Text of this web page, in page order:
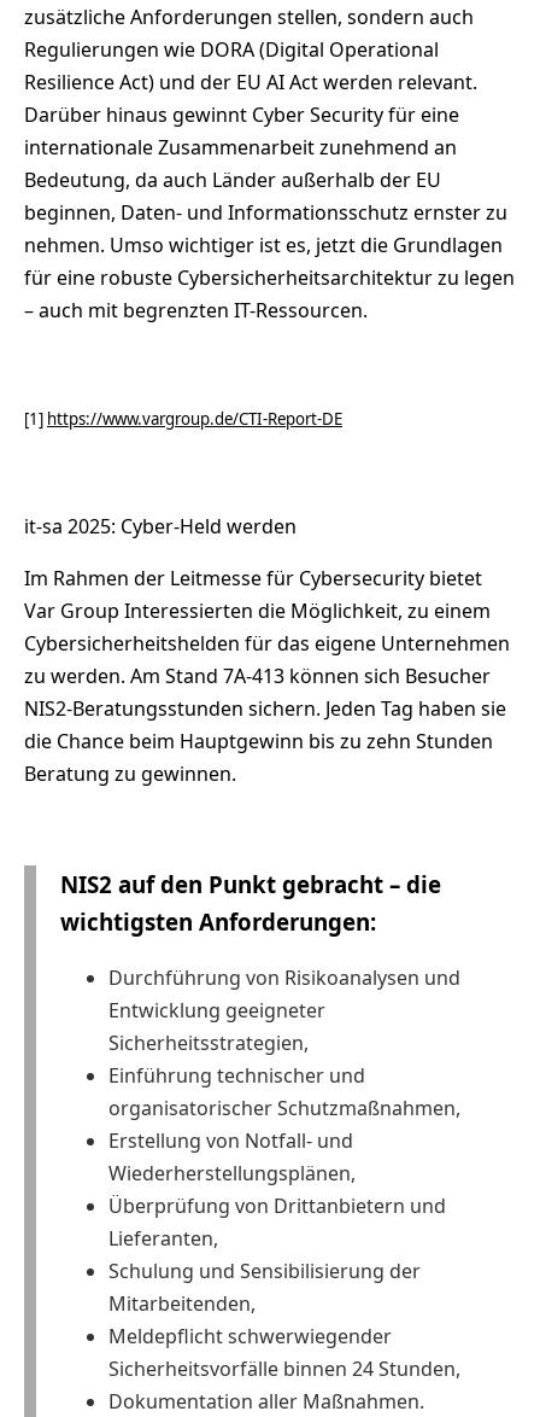
zusätzliche Anforderungen stellen, sondern auch
Regulierungen wie DORA (Digital Operational
Resilience Act) und der EU AI Act werden relevant.
Darüber hinaus gewinnt Cyber Security für eine
internationale Zusammenarbeit zunehmend an
Bedeutung, da auch Länder außerhalb der EU
beginnen, Daten- und Informationsschutz ernster zu
nehmen. Umso wichtiger ist es, jetzt die Grundlagen
für eine robuste Cybersicherheitsarchitektur zu legen
– auch mit begrenzten IT-Ressourcen.
[1] https://www.vargroup.de/CTI-Report-DE
it-sa 2025: Cyber-Held werden
Im Rahmen der Leitmesse für Cybersecurity bietet
Var Group Interessierten die Möglichkeit, zu einem
Cybersicherheitshelden für das eigene Unternehmen
zu werden. Am Stand 7A-413 können sich Besucher
NIS2-Beratungsstunden sichern. Jeden Tag haben sie
die Chance beim Hauptgewinn bis zu zehn Stunden
Beratung zu gewinnen.
NIS2 auf den Punkt gebracht – die
wichtigsten Anforderungen:
Durchführung von Risikoanalysen und
Entwicklung geeigneter
Sicherheitsstrategien,
Einführung technischer und
organisatorischer Schutzmaßnahmen,
Erstellung von Notfall- und
Wiederherstellungsplänen,
Überprüfung von Drittanbietern und
Lieferanten,
Schulung und Sensibilisierung der
Mitarbeitenden,
Meldepflicht schwerwiegender
Sicherheitsvorfälle binnen 24 Stunden,
Dokumentation aller Maßnahmen.